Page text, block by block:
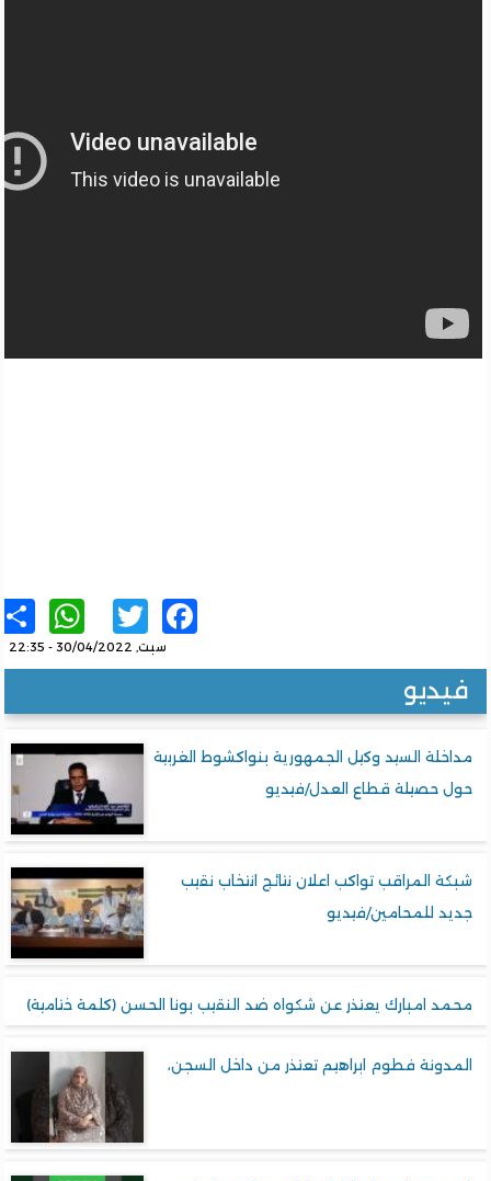
Facebook
Twitter
السيد وكيل الجمهورية بنواكشوط الغربية
حصيلة قطاع العدل/فيديو
المراقب تواكب اعلان نتائج انتخاب نقيب
للمحامين/فيديو
امبارك يعتذر عن شكواه ضد النقيب بونا الحسن (كلمة ختامية)
فطوم ابراهيم تعتذر من داخل السجن،